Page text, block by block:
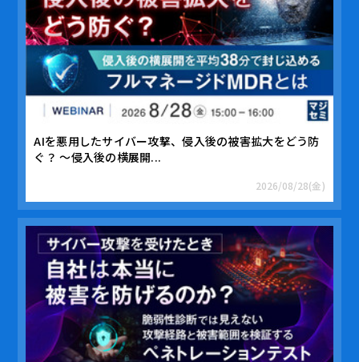
AIを悪用したサイバー攻撃、侵入後の被害拡大をどう防
ぐ？ ～侵入後の横展開...
2026/08/28(金)